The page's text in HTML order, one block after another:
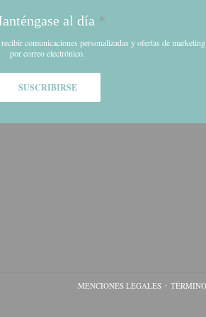
al día *
comunicaciones personalizadas y ofertas de marketing
por correo electrónico.
SUSCRIBIRSE
una nueva ventana))
en una nueva ventana))
NUEVA VENTANA))MENCIONES LEGALES
((ABRE EN UNA